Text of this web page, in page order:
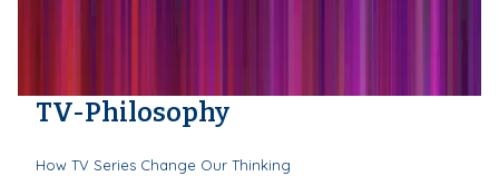
TV-Philosophy
How TV Series Change Our Thinking